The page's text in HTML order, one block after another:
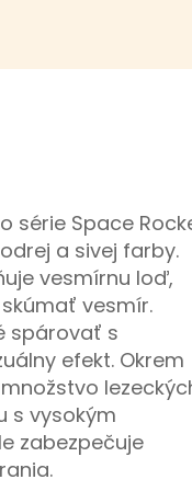
série Space
a sivej farby.
vesmírnu loď,
vesmír.
spárovať s
efekt. Okrem
s vysokým
zabezpečuje